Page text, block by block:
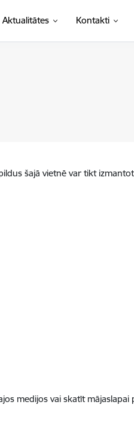
Aktualitātes Kontakti
šajā vietnē var tikt
medijos vai skatīt